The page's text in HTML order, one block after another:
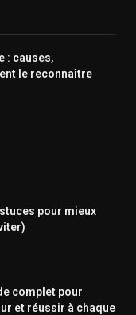
: causes,
le reconnaître
pour mieux
complet pour
et réussir à chaque